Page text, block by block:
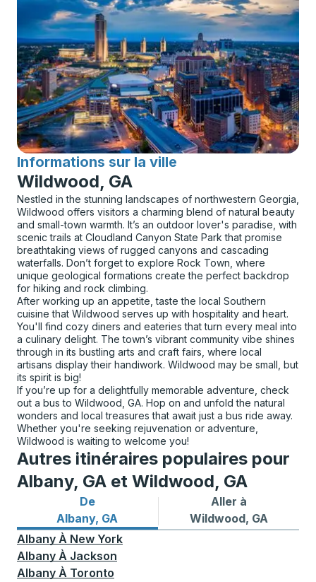
Informations sur la ville
pour
Wildwood, GA
Nestled in the stunning landscapes of northwestern Georgia,
Wildwood offers visitors a charming blend of natural beauty
and small-town warmth. It’s an outdoor lover's paradise, with
scenic trails at Cloudland Canyon State Park that promise
breathtaking views of rugged canyons and cascading
waterfalls. Don’t forget to explore Rock Town, where
unique geological formations create the perfect backdrop
for hiking and rock climbing.
After working up an appetite, taste the local Southern
cuisine that Wildwood serves up with hospitality and heart.
You'll find cozy diners and eateries that turn every meal into
a culinary delight. The town’s vibrant community vibe shines
through in its bustling arts and craft fairs, where local
artisans display their handiwork. Wildwood may be small, but
its spirit is big!
If you’re up for a delightfully memorable adventure, check
out a bus to Wildwood, GA. Hop on and unfold the natural
wonders and local treasures that await just a bus ride away.
Whether you're seeking rejuvenation or adventure,
Wildwood is waiting to welcome you!
Autres itinéraires populaires pour
Albany, GA et Wildwood, GA
De
Albany, GA
Itinéraires de bus depuis Albany, GA
Aller à
Wildwood, GA
Itinéraires de bus vers
Albany À New York
Albany À Jackson
Albany À Toronto